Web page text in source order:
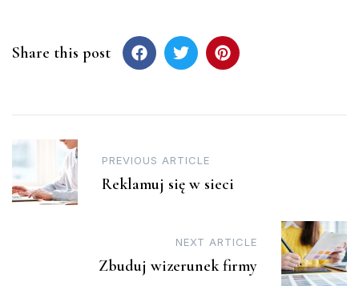
Share this post
Post
navigation
PREVIOUS ARTICLE
Reklamuj się w sieci
NEXT ARTICLE
Zbuduj wizerunek firmy